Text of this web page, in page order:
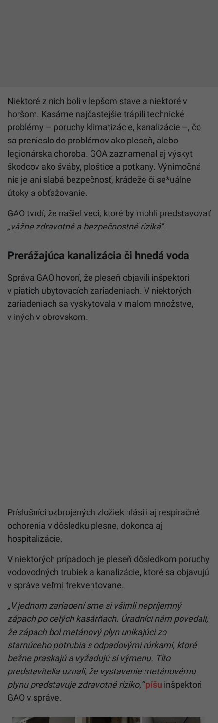
Niektoré z nich boli v lepšom stave a niektoré v
horšom. Kasárne najčastejšie trápili technické
problémy – poruchy klimatizácie, kanalizácie –, čo
sa prenieslo do problémov ako pleseň, alebo
legionárska choroba. GOA zaznamenal aj výskyt
škodcov ako šváby, ploštice a potkany. Výnimočná
nie je ani slabá bezpečnosť, krádeže či se*uálne
útoky a obťažovanie.
GAO tvrdí, že našiel veci, ktoré by mohli predstavovať
„vážne zdravotné a bezpečnostné riziká“.
Prerážajúca kanalizácia či hnedá voda
Správa GAO hovorí, že pleseň objavili inšpektori
v piatich ubytovacích zariadeniach. V niektorých
zariadeniach sa vyskytovala v malom množstve,
v iných v obrovskom.
Príslušníci ozbrojených zložiek hlásili aj respiračné
ochorenia v dôsledku plesne, dokonca aj
hospitalizácie.
V niektorých prípadoch je pleseň dôsledkom poruchy
vodovodných trubiek a kanalizácie, ktoré sa objavujú
v správe veľmi frekventovane.
„V jednom zariadení sme si všimli nepríjemný
zápach po celých kasárňach. Úradníci nám povedali,
že zápach bol metánový plyn unikajúci zo
starnúceho potrubia s odpadovými rúrkami, ktoré
bežne praskajú a vyžadujú si výmenu. Títo
predstavitelia uznali, že vystavenie metánovému
plynu predstavuje zdravotné riziko,“ píšu inšpektori
GAO v správe.